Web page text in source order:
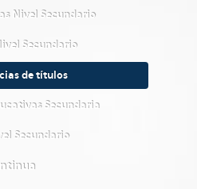
Nivel Secundario
Secundario
de títulos
Secundaria
Secundario